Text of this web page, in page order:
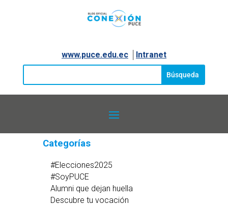
www.puce.edu.ec│ Intranet
Categorías
#Elecciones2025
#SoyPUCE
Alumni que dejan huella
Descubre tu vocación